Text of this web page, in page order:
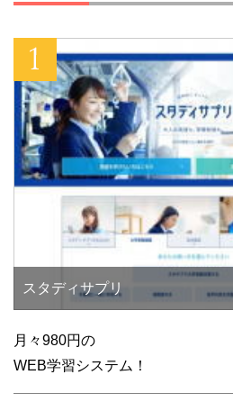
スタディサプリ
月々980円の
WEB学習システム！